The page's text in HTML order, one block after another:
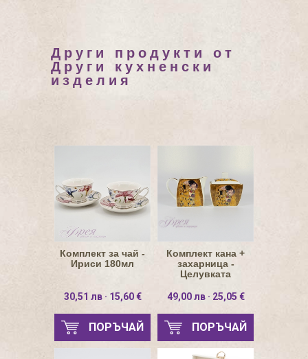
Други продукти от
Други кухненски
изделия
Комплект за чай -
Ириси 180мл
30,51 лв · 15,60 €
ПОРЪЧАЙ
Комплект кана +
захарница -
Целувката
49,00 лв · 25,05 €
ПОРЪЧАЙ